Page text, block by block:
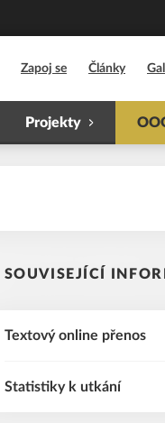
Zapoj se Články
Projekty
SOUVISEJÍCÍ
Textový online přenos
Statistiky k utkání